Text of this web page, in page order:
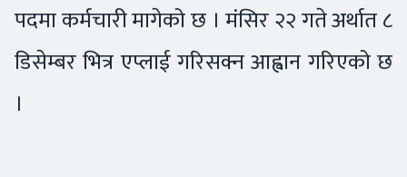
पदमा कर्मचारी मागेको छ । मंसिर २२ गते अर्थात ८
डिसेम्बर भित्र एप्लाई गरिसक्न आह्वान गरिएको छ
।